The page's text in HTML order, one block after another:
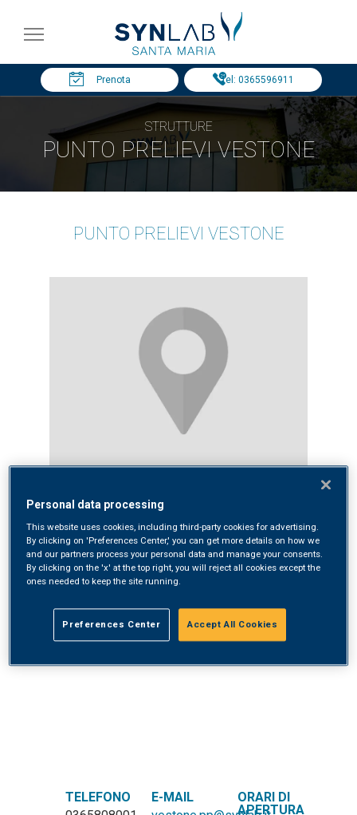
Prenota Tel: 0365596911
STRUTTURE
PUNTO PRELIEVI VESTONE
PUNTO PRELIEVI VESTONE
TELEFONO
E-MAIL
ORARI DI
APERTURA
Personal data processing
This website uses cookies, including third-party cookies for advertising.
By clicking on 'Preferences Center,' you can get more details on how we
and our partners process your personal data and manage your consents.
By clicking on the 'x' at the top right, you will reject all cookies except the
ones needed to keep the site running.
Preferences Center Accept All Cookies